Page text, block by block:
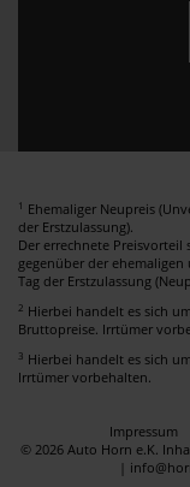
1 Ehemaliger Neupreis
der Erstzulassung).
Der errechnete Preisvorteil
gegenüber der
Tag der Erstzulassung
2 Hierbei handelt es sich
Bruttopreise. Irrtümer
3 Hierbei handelt es sich
Irrtümer vorbehalten.
Impressum
© 2026 Auto Horn e.K.
|